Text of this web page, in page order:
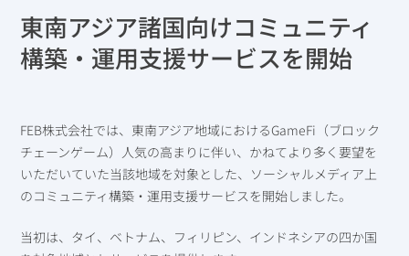
東南アジア諸国向けコミュニティ
構築・運用支援サービスを開始
FEB株式会社では、東南アジア地域におけるGameFi（ブロック
チェーンゲーム）人気の高まりに伴い、かねてより多く要望を
いただいていた当該地域を対象とした、ソーシャルメディア上
のコミュニティ構築・運用支援サービスを開始しました。
当初は、タイ、ベトナム、フィリピン、インドネシアの四か国